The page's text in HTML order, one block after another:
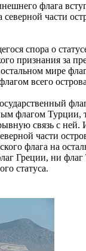
флага
части
спора о
признания за
мире
всего
флагом Турции,
связь с ней.
части
флага на
Греции, ни
статуса.